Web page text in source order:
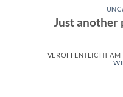
Just another
VERÖFFENTLICHT AM